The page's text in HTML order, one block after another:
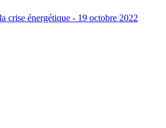
crise énergétique - 19 octobre 2022